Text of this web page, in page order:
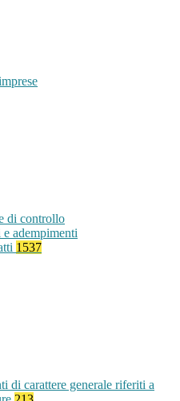
di controllo
adempimenti
1537
di carattere generale riferiti a